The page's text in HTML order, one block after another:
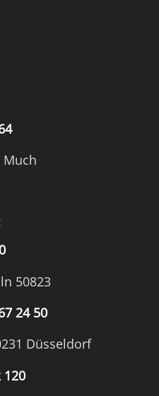
Much
50823
24 50
Düsseldorf
120